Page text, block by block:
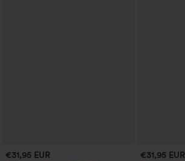
€31,95 EUR €31,95 EUR